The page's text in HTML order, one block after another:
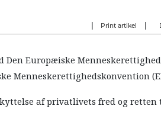
Print artikel
Europæiske
Menneskerettighedskonvention
af privatlivets fred og retten